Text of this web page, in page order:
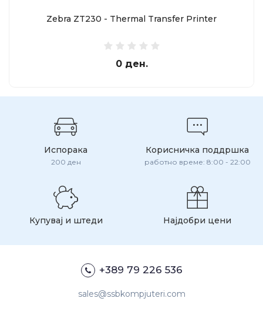
Zebra ZT230 - Thermal Transfer Printer
0 ден.
Испорака
200 ден
Корисничка поддршка
работно време: 8:00 - 22:00
Купувај и штеди Најдобри цени
+389 79 226 536
sales@ssbkompjuteri.com